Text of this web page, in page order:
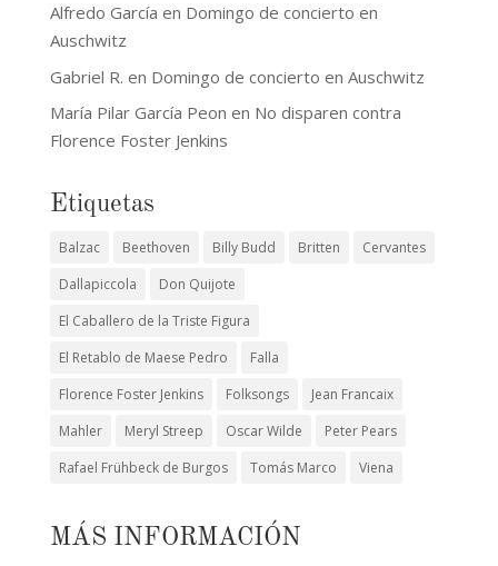
Alfredo García en Domingo de concierto en
Auschwitz
Gabriel R. en Domingo de concierto en Auschwitz
María Pilar García Peon en No disparen contra
Florence Foster Jenkins
Etiquetas
Balzac Beethoven Billy Budd Britten
Cervantes
Dallapiccola
Don Quijote
El Caballero de la Triste Figura
El Retablo de Maese Pedro
Falla
Florence Foster Jenkins
Folksongs
Jean Francaix
Mahler
Meryl Streep Oscar Wilde
Peter Pears
Rafael Frühbeck de Burgos
Tomás Marco Viena
MÁS INFORMACIÓN